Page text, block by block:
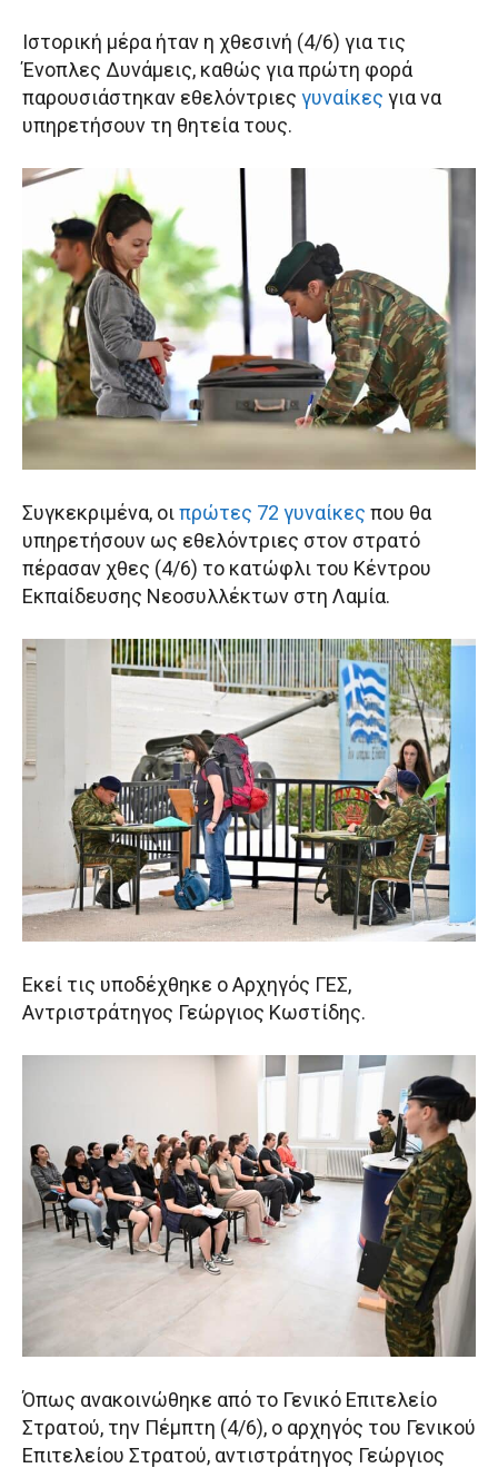
Ιστορική μέρα ήταν η χθεσινή (4/6) για τις
Ένοπλες Δυνάμεις, καθώς για πρώτη φορά
παρουσιάστηκαν εθελόντριες γυναίκες για να
υπηρετήσουν τη θητεία τους.
Συγκεκριμένα, οιπρώτες 72 γυναίκες που θα
υπηρετήσουν ως εθελόντριες στον στρατό
πέρασαν χθες (4/6) το κατώφλι του Κέντρου
Εκπαίδευσης Νεοσυλλέκτων στη Λαμία.
Εκεί τις υποδέχθηκε ο Αρχηγός ΓΕΣ,
Αντριστράτηγος Γεώργιος Κωστίδης.
Όπως ανακοινώθηκε από το Γενικό Επιτελείο
Στρατού, την Πέμπτη (4/6), ο αρχηγός του Γενικού
Επιτελείου Στρατού, αντιστράτηγος Γεώργιος